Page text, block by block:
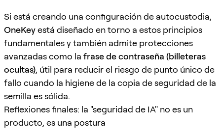
Si está creando una configuración de autocustodia,
OneKeyestá diseñado en torno a estos principios
fundamentales y también admite protecciones
avanzadas como la frase de contraseña (billeteras
ocultas), útil para reducir el riesgo de punto único de
fallo cuando la higiene de la copia de seguridad de la
semilla es sólida.
Reflexiones finales: la "seguridad de IA" no es un
producto, es una postura